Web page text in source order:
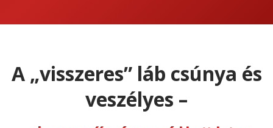
A „visszeres” láb csúnya és
veszélyes –